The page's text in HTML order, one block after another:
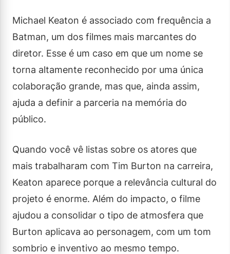
Michael Keaton é associado com frequência a
Batman, um dos filmes mais marcantes do
diretor. Esse é um caso em que um nome se
torna altamente reconhecido por uma única
colaboração grande, mas que, ainda assim,
ajuda a definir a parceria na memória do
público.
Quando você vê listas sobre os atores que
mais trabalharam com Tim Burton na carreira,
Keaton aparece porque a relevância cultural do
projeto é enorme. Além do impacto, o filme
ajudou a consolidar o tipo de atmosfera que
Burton aplicava ao personagem, com um tom
sombrio e inventivo ao mesmo tempo.